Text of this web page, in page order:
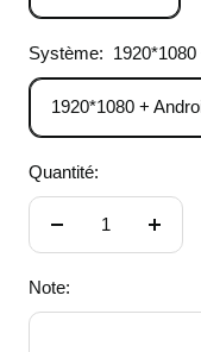
Système:
1920*1080 +
Quantité:
quantité
Note: